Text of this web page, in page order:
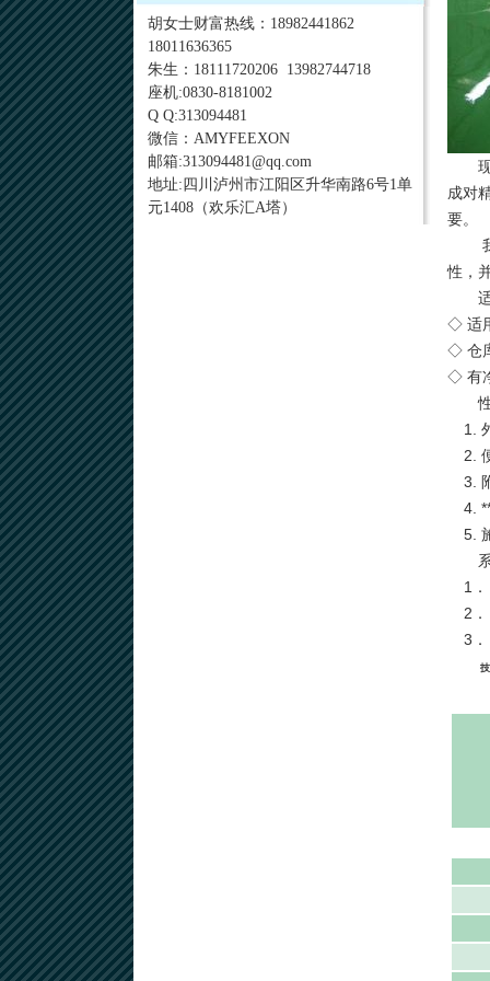
胡女士财富热线：18982441862
18011636365
朱生：18111720206 13982744718
座机:0830-8181002
Q Q:313094481
微信：AMYFEEXON
邮箱:313094481@qq.com
地址:四川泸州市江阳区升华南路6号1单
元1408（欢乐汇A塔）
成对
要。
性，
◇ 适
◇ 仓
◇ 有
1.
2.
3.
4.
5.
1
2
3